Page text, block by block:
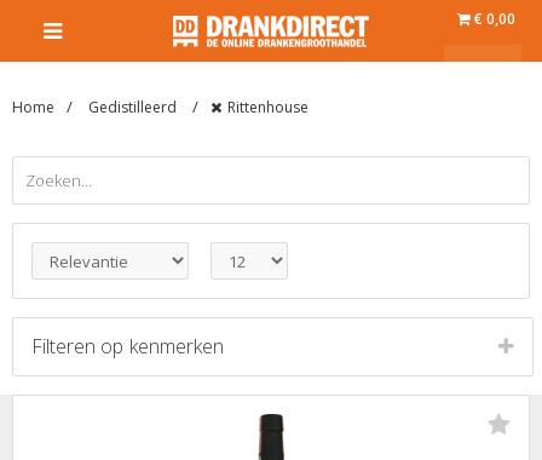
€ 0,00
Home Gedistilleerd Rittenhouse
Filteren op kenmerken